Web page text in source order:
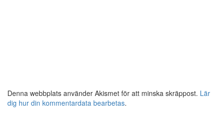
Denna webbplats använder Akismet för att minska skräppost. Lär
dig hur din kommentardata bearbetas.